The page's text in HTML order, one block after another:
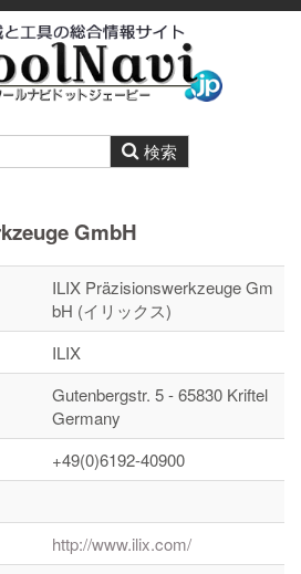
GmbH
ILIX Präzisionswerkzeuge Gm
bH (イリックス)
ILIX
Gutenbergstr. 5 - 65830 Kriftel
Germany
+49(0)6192-40900
http://www.ilix.com/